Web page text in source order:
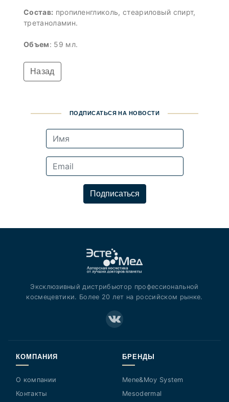
Состав: пропиленгликоль, стеариловый спирт,
третаноламин.
Объем: 59 мл.
Назад
ПОДПИСАТЬСЯ НА НОВОСТИ
Подписаться
Эксклюзивный дистрибьютор профессиональной
космецевтики. Более 20 лет на российском рынке.
КОМПАНИЯ
О компании
Контакты
БРЕНДЫ
Mene&Moy System
Mesodermal